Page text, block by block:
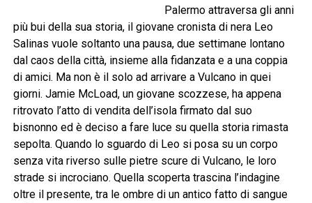
Palermo attraversa gli anni
più bui della sua storia, il giovane cronista di nera Leo
Salinas vuole soltanto una pausa, due settimane lontano
dal caos della città, insieme alla fidanzata e a una coppia
di amici. Ma non è il solo ad arrivare a Vulcano in quei
giorni. Jamie McLoad, un giovane scozzese, ha appena
ritrovato l’atto di vendita dell’isola firmato dal suo
bisnonno ed è deciso a fare luce su quella storia rimasta
sepolta. Quando lo sguardo di Leo si posa su un corpo
senza vita riverso sulle pietre scure di Vulcano, le loro
strade si incrociano. Quella scoperta trascina l’indagine
oltre il presente, tra le ombre di un antico fatto di sangue